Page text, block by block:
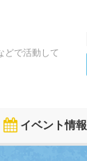
どで活動して
イベント情報